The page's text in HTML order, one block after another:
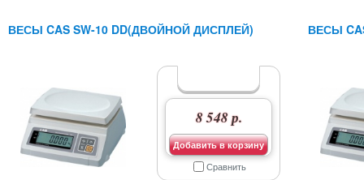
ВЕСЫ CAS SW-10 DD(ДВОЙНОЙ ДИСПЛЕЙ)
8 548 р.
Добавить в корзину
Сравнить
ВЕСЫ